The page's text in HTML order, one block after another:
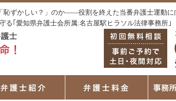
ずかしい？」のか――役割を終えた当番弁護士運動
｢愛知県弁護士会所属:名古屋駅ヒラソル法律事務所｣